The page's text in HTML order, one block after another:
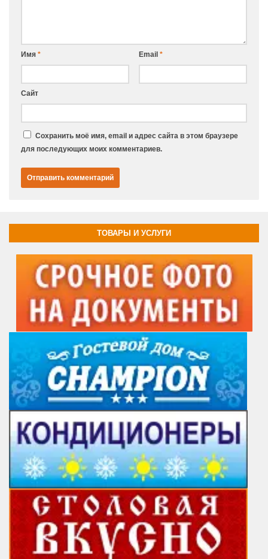
Имя * Email *
Сайт
Сохранить моё имя, email и адрес сайта в этом браузере
для последующих моих комментариев.
ТОВАРЫ И УСЛУГИ